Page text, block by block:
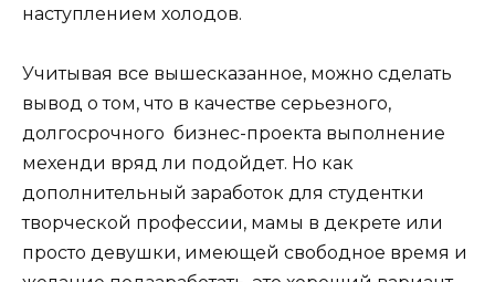
наступлением холодов.
Учитывая все вышесказанное, можно сделать
вывод о том, что в качестве серьезного,
долгосрочного бизнес-проекта выполнение
мехенди вряд ли подойдет. Но как
дополнительный заработок для студентки
творческой профессии, мамы в декрете или
просто девушки, имеющей свободное время и